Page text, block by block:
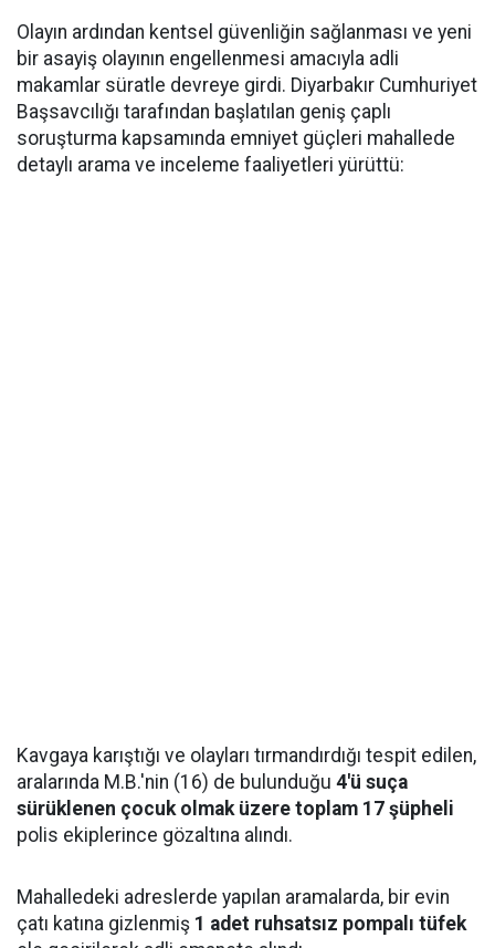
Olayın ardından kentsel güvenliğin sağlanması ve yeni
bir asayiş olayının engellenmesi amacıyla adli
makamlar süratle devreye girdi. Diyarbakır Cumhuriyet
Başsavcılığı tarafından başlatılan geniş çaplı
soruşturma kapsamında emniyet güçleri mahallede
detaylı arama ve inceleme faaliyetleri yürüttü:
Kavgaya karıştığı ve olayları tırmandırdığı tespit edilen,
aralarında M.B.'nin (16) de bulunduğu 4'ü suça
sürüklenen çocuk olmak üzere toplam 17 şüpheli
polis ekiplerince gözaltına alındı.
Mahalledeki adreslerde yapılan aramalarda, bir evin
çatı katına gizlenmiş 1 adet ruhsatsız pompalı tüfek